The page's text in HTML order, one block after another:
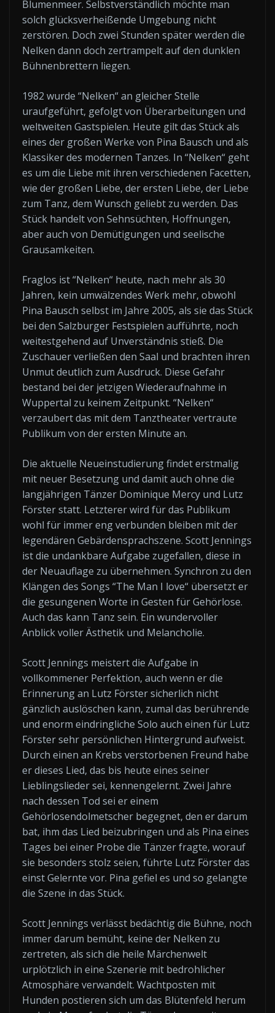
Blumenmeer. Selbstverständlich möchte man
solch glücksverheißende Umgebung nicht
zerstören. Doch zwei Stunden später werden die
Nelken dann doch zertrampelt auf den dunklen
Bühnenbrettern liegen.
1982 wurde “Nelken“ an gleicher Stelle
uraufgeführt, gefolgt von Überarbeitungen und
weltweiten Gastspielen. Heute gilt das Stück als
eines der großen Werke von Pina Bausch und als
Klassiker des modernen Tanzes. In “Nelken“ geht
es um die Liebe mit ihren verschiedenen Facetten,
wie der großen Liebe, der ersten Liebe, der Liebe
zum Tanz, dem Wunsch geliebt zu werden. Das
Stück handelt von Sehnsüchten, Hoffnungen,
aber auch von Demütigungen und seelische
Grausamkeiten.
Fraglos ist “Nelken“ heute, nach mehr als 30
Jahren, kein umwälzendes Werk mehr, obwohl
Pina Bausch selbst im Jahre 2005, als sie das Stück
bei den Salzburger Festspielen aufführte, noch
weitestgehend auf Unverständnis stieß. Die
Zuschauer verließen den Saal und brachten ihren
Unmut deutlich zum Ausdruck. Diese Gefahr
bestand bei der jetzigen Wiederaufnahme in
Wuppertal zu keinem Zeitpunkt. “Nelken“
verzaubert das mit dem Tanztheater vertraute
Publikum von der ersten Minute an.
Die aktuelle Neueinstudierung findet erstmalig
mit neuer Besetzung und damit auch ohne die
langjährigen Tänzer Dominique Mercy und Lutz
Förster statt. Letzterer wird für das Publikum
wohl für immer eng verbunden bleiben mit der
legendären Gebärdensprachszene. Scott Jennings
ist die undankbare Aufgabe zugefallen, diese in
der Neuauflage zu übernehmen. Synchron zu den
Klängen des Songs “The Man I love“ übersetzt er
die gesungenen Worte in Gesten für Gehörlose.
Auch das kann Tanz sein. Ein wundervoller
Anblick voller Ästhetik und Melancholie.
Scott Jennings meistert die Aufgabe in
vollkommener Perfektion, auch wenn er die
Erinnerung an Lutz Förster sicherlich nicht
gänzlich auslöschen kann, zumal das berührende
und enorm eindringliche Solo auch einen für Lutz
Förster sehr persönlichen Hintergrund aufweist.
Durch einen an Krebs verstorbenen Freund habe
er dieses Lied, das bis heute eines seiner
Lieblingslieder sei, kennengelernt. Zwei Jahre
nach dessen Tod sei er einem
Gehörlosendolmetscher begegnet, den er darum
bat, ihm das Lied beizubringen und als Pina eines
Tages bei einer Probe die Tänzer fragte, worauf
sie besonders stolz seien, führte Lutz Förster das
einst Gelernte vor. Pina gefiel es und so gelangte
die Szene in das Stück.
Scott Jennings verlässt bedächtig die Bühne, noch
immer darum bemüht, keine der Nelken zu
zertreten, als sich die heile Märchenwelt
urplötzlich in eine Szenerie mit bedrohlicher
Atmosphäre verwandelt. Wachtposten mit
Hunden postieren sich um das Blütenfeld herum